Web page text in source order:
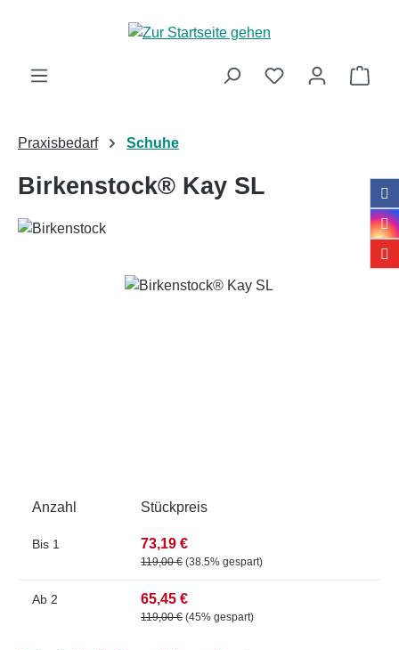
Zum Hauptinhalt springen
Praxisbedarf Schuhe
Birkenstock® Kay SL
Bildergalerie überspringen
Anzahl Stückpreis
Bis 1 73,19 €
119,00 € (38.5% gespart)
Ab 2 65,45 €
119,00 € (45% gespart)